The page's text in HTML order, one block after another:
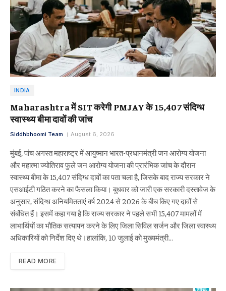
INDIA
Maharashtra में SIT करेगी PMJAY के 15,407 संदिग्ध
स्वास्थ्य बीमा दावों की जांच
Siddhbhoomi Team August 6, 2026
मुंबई, पांच अगस्त महाराष्ट्र में आयुष्मान भारत-प्रधानमंत्री जन आरोग्य योजना
और महात्मा ज्योतिराव फुले जन आरोग्य योजना की प्रारंभिक जांच के दौरान
स्वास्थ्य बीमा के 15,407 संदिग्ध दावों का पता चला है, जिसके बाद राज्य सरकार ने
एसआईटी गठित करने का फैसला किया। बुधवार को जारी एक सरकारी दस्तावेज के
अनुसार, संदिग्ध अनियमितताएं वर्ष 2024 से 2026 के बीच किए गए दावों से
संबंधित हैं। इसमें कहा गया है कि राज्य सरकार ने पहले सभी 15,407 मामलों में
लाभार्थियों का भौतिक सत्यापन करने के लिए जिला सिविल सर्जन और जिला स्वास्थ्य
अधिकारियों को निर्देश दिए थे।हालांकि, 10 जुलाई को मुख्यमंत्री…
READ MORE